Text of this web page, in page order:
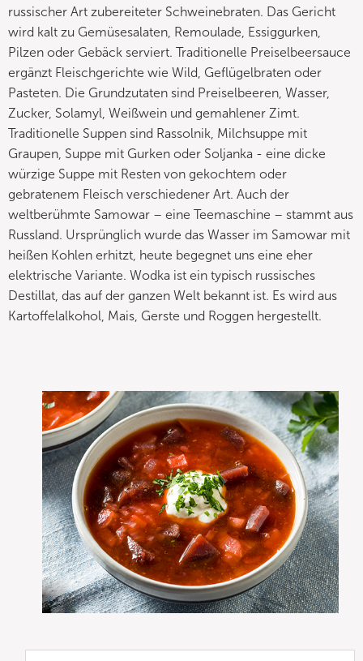
russischer Art zubereiteter Schweinebraten. Das Gericht
wird kalt zu Gemüsesalaten, Remoulade, Essiggurken,
Pilzen oder Gebäck serviert. Traditionelle Preiselbeersauce
ergänzt Fleischgerichte wie Wild, Geflügelbraten oder
Pasteten. Die Grundzutaten sind Preiselbeeren, Wasser,
Zucker, Solamyl, Weißwein und gemahlener Zimt.
Traditionelle Suppen sind Rassolnik, Milchsuppe mit
Graupen, Suppe mit Gurken oder Soljanka - eine dicke
würzige Suppe mit Resten von gekochtem oder
gebratenem Fleisch verschiedener Art. Auch der
weltberühmte Samowar – eine Teemaschine – stammt aus
Russland. Ursprünglich wurde das Wasser im Samowar mit
heißen Kohlen erhitzt, heute begegnet uns eine eher
elektrische Variante. Wodka ist ein typisch russisches
Destillat, das auf der ganzen Welt bekannt ist. Es wird aus
Kartoffelalkohol, Mais, Gerste und Roggen hergestellt.